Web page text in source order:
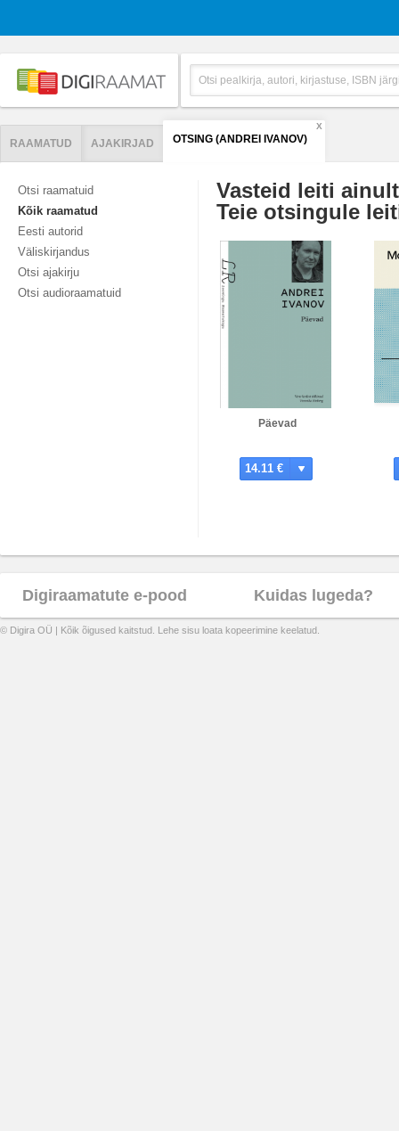
RAAMATUD AJAKIRJAD OTSING (ANDREI IVANOV)
X
Otsi raamatuid
Kõik raamatud
Eesti autorid
Väliskirjandus
Otsi ajakirju
Otsi audioraamatuid
Vasteid leiti
Teie otsingule
Päevad
14.11 €
Digiraamatute e-pood Kuidas lugeda?
© Digira OÜ | Kõik õigused kaitstud. Lehe sisu loata kopeerimine keelatud.